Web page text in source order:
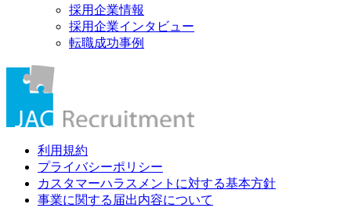
採用企業情報
採用企業インタビュー
転職成功事例
利用規約
プライバシーポリシー
カスタマーハラスメントに対する基本方針
事業に関する届出内容について